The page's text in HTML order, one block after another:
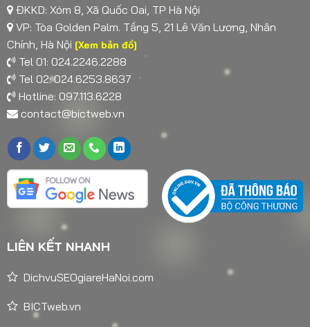
ĐKKD: Xóm 8, Xã Quốc Oai, TP Hà Nội
VP: Tòa Golden Palm. Tầng 5, 21 Lê Văn Lương, Nhân
Chính, Hà Nội [Xem bản đồ]
Tel 01: 024.2246.2288
Tel 02: 024.6253.8637
Hotline: 097.113.6228
contact@bictweb.vn
LIÊN KẾT NHANH
DichvuSEOgiareHaNoi.com
BICTweb.vn